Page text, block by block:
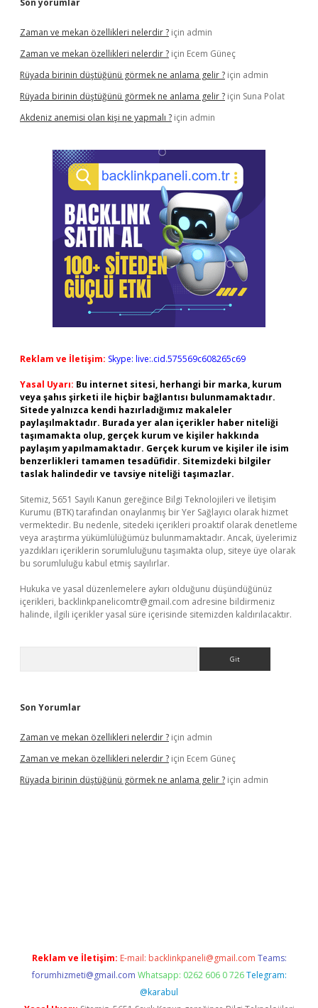
Son yorumlar
Zaman ve mekan özellikleri nelerdir ? için admin
Zaman ve mekan özellikleri nelerdir ? için Ecem Güneç
Rüyada birinin düştüğünü görmek ne anlama gelir ? için admin
Rüyada birinin düştüğünü görmek ne anlama gelir ? için Suna Polat
Akdeniz anemisi olan kişi ne yapmalı ? için admin
Reklam ve İletişim: Skype: live:.cid.575569c608265c69
Yasal Uyarı: Bu internet sitesi, herhangi bir marka, kurum
veya şahıs şirketi ile hiçbir bağlantısı bulunmamaktadır.
Sitede yalnızca kendi hazırladığımız makaleler
paylaşılmaktadır. Burada yer alan içerikler haber niteliği
taşımamakta olup, gerçek kurum ve kişiler hakkında
paylaşım yapılmamaktadır. Gerçek kurum ve kişiler ile isim
benzerlikleri tamamen tesadüfidir. Sitemizdeki bilgiler
taslak halindedir ve tavsiye niteliği taşımazlar.
Sitemiz, 5651 Sayılı Kanun gereğince Bilgi Teknolojileri ve İletişim
Kurumu (BTK) tarafından onaylanmış bir Yer Sağlayıcı olarak hizmet
vermektedir. Bu nedenle, sitedeki içerikleri proaktif olarak denetleme
veya araştırma yükümlülüğümüz bulunmamaktadır. Ancak, üyelerimiz
yazdıkları içeriklerin sorumluluğunu taşımakta olup, siteye üye olarak
bu sorumluluğu kabul etmiş sayılırlar.
Hukuka ve yasal düzenlemelere aykırı olduğunu düşündüğünüz
içerikleri, backlinkpanelicomtr@gmail.com adresine bildirmeniz
halinde, ilgili içerikler yasal süre içerisinde sitemizden kaldırılacaktır.
Son Yorumlar
Zaman ve mekan özellikleri nelerdir ? için admin
Zaman ve mekan özellikleri nelerdir ? için Ecem Güneç
Rüyada birinin düştüğünü görmek ne anlama gelir ? için admin
Reklam ve İletişim: E-mail: backlinkpaneli@gmail.com Teams:
forumhizmeti@gmail.com Whatsapp: 0262 606 0 726 Telegram:
@karabul